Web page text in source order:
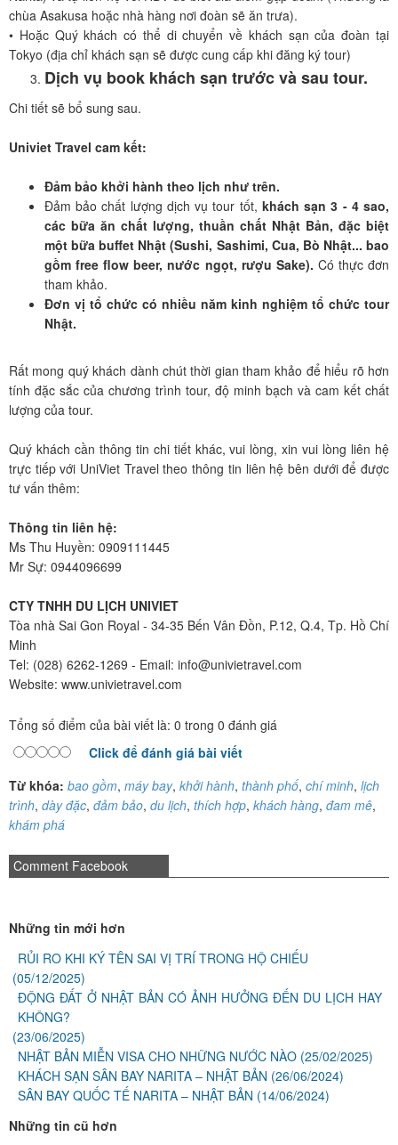
chùa Asakusa hoặc nhà hàng nơi đoàn sẽ ăn trưa).
• Hoặc Quý khách có thể di chuyển về khách sạn của đoàn tại
Tokyo (địa chỉ khách sạn sẽ được cung cấp khi đăng ký tour)
Dịch vụ book khách sạn trước và sau tour.
Chi tiết sẽ bổ sung sau.
Univiet Travel cam kết:
Đảm bảo khởi hành theo lịch như trên.
Đảm bảo chất lượng dịch vụ tour tốt, khách sạn 3 - 4 sao,
các bữa ăn chất lượng, thuần chất Nhật Bản, đặc biệt
một bữa buffet Nhật (Sushi, Sashimi, Cua, Bò Nhật... bao
gồm free flow beer, nước ngọt, rượu Sake). Có thực đơn
tham khảo.
Đơn vị tổ chức có nhiều năm kinh nghiệm tổ chức tour
Nhật.
Rất mong quý khách dành chút thời gian tham khảo để hiểu rõ hơn
tính đặc sắc của chương trình tour, độ minh bạch và cam kết chất
lượng của tour.
Quý khách cần thông tin chi tiết khác, vui lòng, xin vui lòng liên hệ
trực tiếp với UniViet Travel theo thông tin liên hệ bên dưới để được
tư vấn thêm:
Thông tin liên hệ:
Ms Thu Huyền: 0909111445
Mr Sự: 0944096699
CTY TNHH DU LỊCH UNIVIET
Tòa nhà Sai Gon Royal - 34-35 Bến Vân Đồn, P.12, Q.4, Tp. Hồ Chí
Minh
Tel: (028) 6262-1269 - Email: info@univietravel.com
Website: www.univietravel.com
Tổng số điểm của bài viết là: 0 trong 0 đánh giá
Click để đánh giá bài viết
Từ khóa: bao gồm, máy bay, khởi hành, thành phố, chí minh, lịch
trình, dày đặc, đảm bảo, du lịch, thích hợp, khách hàng, đam mê,
khám phá
Comment Facebook
Những tin mới hơn
RỦI RO KHI KÝ TÊN SAI VỊ TRÍ TRONG HỘ CHIẾU
(05/12/2025)
ĐỘNG ĐẤT Ở NHẬT BẢN CÓ ẢNH HƯỞNG ĐẾN DU LỊCH HAY
KHÔNG?
(23/06/2025)
NHẬT BẢN MIỄN VISA CHO NHỮNG NƯỚC NÀO (25/02/2025)
KHÁCH SẠN SÂN BAY NARITA – NHẬT BẢN (26/06/2024)
SÂN BAY QUỐC TẾ NARITA – NHẬT BẢN (14/06/2024)
Những tin cũ hơn